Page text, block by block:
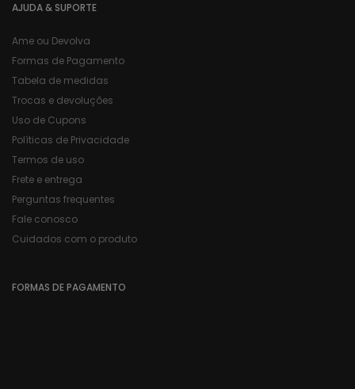
AJUDA & SUPORTE
Ame ou Devolva
Formas de Pagamento
Tabela de medidas
Trocas e devoluções
Uso de Cupons
Políticas de Privacidade
Termos de uso
Frete e entrega
Perguntas frequentes
Fale conosco
Cuidados com o produto
FORMAS DE PAGAMENTO